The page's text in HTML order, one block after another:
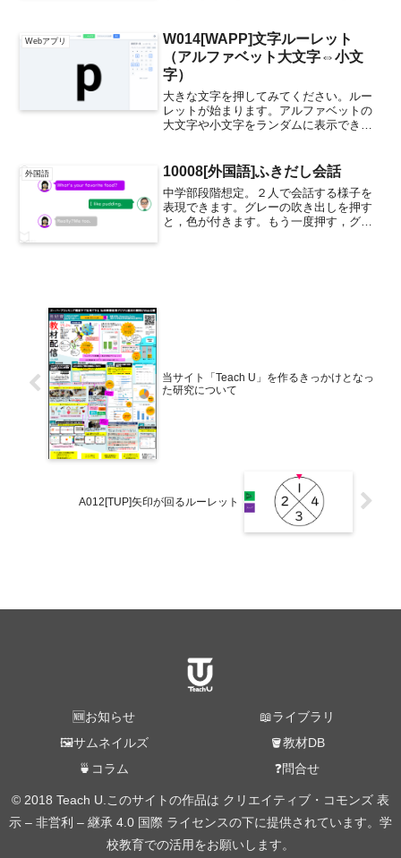
は○印が表示されます。10009小文字のカ
ード選び（製作者：...
Webアプリ
W014[WAPP]文字ルーレット
（アルファベット大文字⇔小文
字）
大きな文字を押してみてください。ルー
レットが始まります。アルファベットの
大文字や小文字をランダムに表示できま
ット（アルファベット大文字⇔小文字）
画面のど...
外国語 10008[外国語]ふきだし会話
中学部段階想定。２人で会話する様子を
表現できます。グレーの吹き出しを押す
と，色が付きます。もう一度押す，グレ
当サイト「Teach U」を作るきっかけとなっ
た研究について
A012[TUP]矢印が回るルーレット
🆕お知らせ
📖ライブラリ
🖼️サムネイルズ
🪣教材DB
🍵コラム
❓問合せ
© 2018 Teach U.このサイトの作品は クリエイティブ・コモンズ 表
示 – 非営利 – 継承 4.0 国際 ライセンスの下に提供されています。学
校教育での活用をお願いします。